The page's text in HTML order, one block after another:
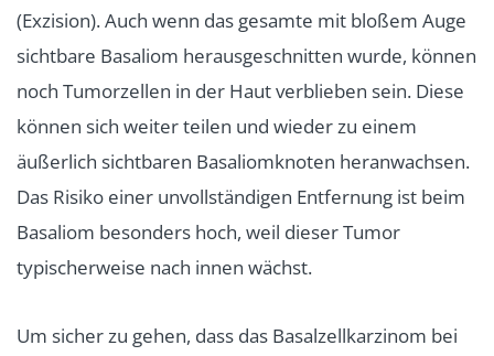
(Exzision). Auch wenn das gesamte mit bloßem Auge
sichtbare Basaliom herausgeschnitten wurde, können
noch Tumorzellen in der Haut verblieben sein. Diese
können sich weiter teilen und wieder zu einem
äußerlich sichtbaren Basaliomknoten heranwachsen.
Das Risiko einer unvollständigen Entfernung ist beim
Basaliom besonders hoch, weil dieser Tumor
typischerweise nach innen wächst.
Um sicher zu gehen, dass das Basalzellkarzinom bei